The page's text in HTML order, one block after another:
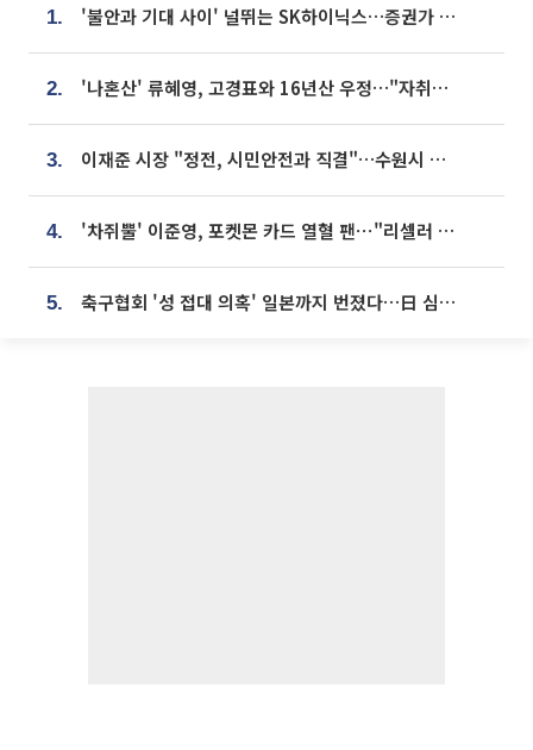
1. '불안과 기대 사이' 널뛰는 SK하이닉스…증권가 "HBM4·LTA 기반 펀터멘털 견고"
2. '나혼산' 류혜영, 고경표와 16년산 우정…"자취방서 부모님과 마주쳐"
3. 이재준 시장 "정전, 시민안전과 직결"…수원시 비상대응체계 가동
4. '차쥐뿔' 이준영, 포켓몬 카드 열혈 팬⋯"리셀러 처단할 것"
5. 축구협회 '성 접대 의혹' 일본까지 번졌다…日 심판 실명 공개